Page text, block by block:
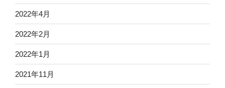
2022年4月
2022年2月
2022年1月
2021年11月